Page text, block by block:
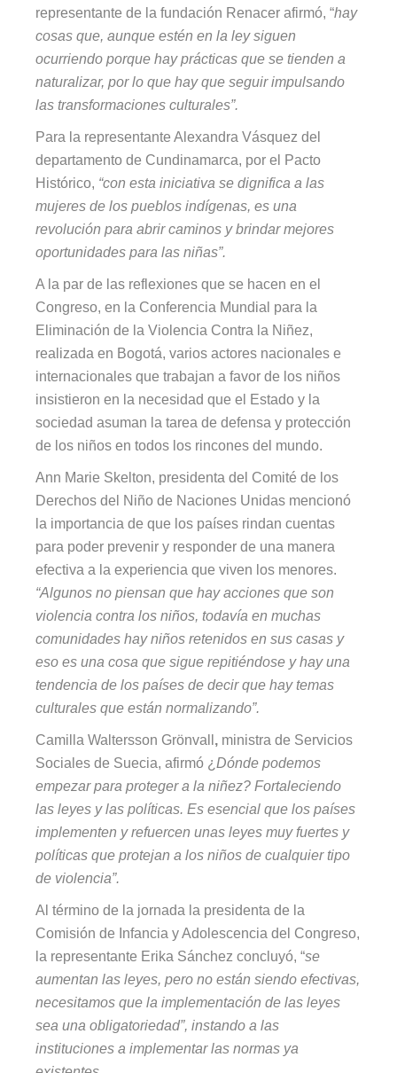
representante de la fundación Renacer afirmó, “hay
cosas que, aunque estén en la ley siguen
ocurriendo porque hay prácticas que se tienden a
naturalizar, por lo que hay que seguir impulsando
las transformaciones culturales”.
Para la representante Alexandra Vásquez del
departamento de Cundinamarca, por el Pacto
Histórico, “con esta iniciativa se dignifica a las
mujeres de los pueblos indígenas, es una
revolución para abrir caminos y brindar mejores
oportunidades para las niñas”.
A la par de las reflexiones que se hacen en el
Congreso, en la Conferencia Mundial para la
Eliminación de la Violencia Contra la Niñez,
realizada en Bogotá, varios actores nacionales e
internacionales que trabajan a favor de los niños
insistieron en la necesidad que el Estado y la
sociedad asuman la tarea de defensa y protección
de los niños en todos los rincones del mundo.
Ann Marie Skelton, presidenta del Comité de los
Derechos del Niño de Naciones Unidas mencionó
la importancia de que los países rindan cuentas
para poder prevenir y responder de una manera
efectiva a la experiencia que viven los menores.
“Algunos no piensan que hay acciones que son
violencia contra los niños, todavía en muchas
comunidades hay niños retenidos en sus casas y
eso es una cosa que sigue repitiéndose y hay una
tendencia de los países de decir que hay temas
culturales que están normalizando”.
Camilla Waltersson Grönvall , ministra de Servicios
Sociales de Suecia, afirmó ¿Dónde podemos
empezar para proteger a la niñez? Fortaleciendo
las leyes y las políticas. Es esencial que los países
implementen y refuercen unas leyes muy fuertes y
políticas que protejan a los niños de cualquier tipo
de violencia”.
Al término de la jornada la presidenta de la
Comisión de Infancia y Adolescencia del Congreso,
la representante Erika Sánchez concluyó, “se
aumentan las leyes, pero no están siendo efectivas,
necesitamos que la implementación de las leyes
sea una obligatoriedad”, instando a las
instituciones a implementar las normas ya